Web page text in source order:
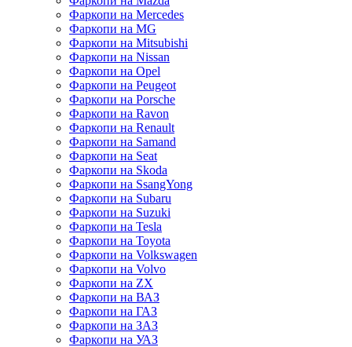
Фаркопи на Mercedes
Фаркопи на MG
Фаркопи на Mitsubishi
Фаркопи на Nissan
Фаркопи на Opel
Фаркопи на Peugeot
Фаркопи на Porsche
Фаркопи на Ravon
Фаркопи на Renault
Фаркопи на Samand
Фаркопи на Seat
Фаркопи на Skoda
Фаркопи на SsangYong
Фаркопи на Subaru
Фаркопи на Suzuki
Фаркопи на Tesla
Фаркопи на Toyota
Фаркопи на Volkswagen
Фаркопи на Volvo
Фаркопи на ZX
Фаркопи на ВАЗ
Фаркопи на ГАЗ
Фаркопи на ЗАЗ
Фаркопи на УАЗ